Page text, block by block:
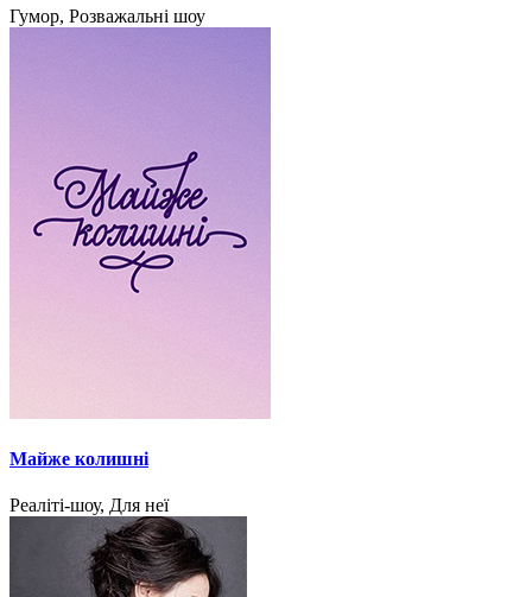
Гумор, Розважальні шоу
Майже колишні
Реаліті-шоу, Для неї